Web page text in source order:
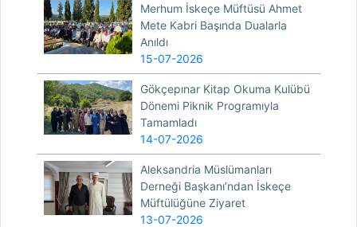
Merhum İskeçe Müftüsü Ahmet
Mete Kabri Başında Dualarla
Anıldı
15-07-2026
Gökçepınar Kitap Okuma Kulübü
Dönemi Piknik Programıyla
Tamamladı
14-07-2026
Aleksandria Müslümanları
Derneği Başkanı’ndan İskeçe
Müftülüğüne Ziyaret
13-07-2026